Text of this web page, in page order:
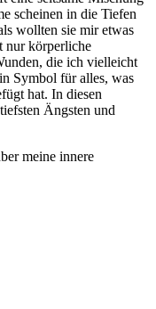
scheinen ⁢in die Tiefen
wollten sie mir ⁢etwas
​nur körperliche
die‌ ich vielleicht
Symbol für alles, was
hat. In diesen
Ängsten‌ und
meine innere